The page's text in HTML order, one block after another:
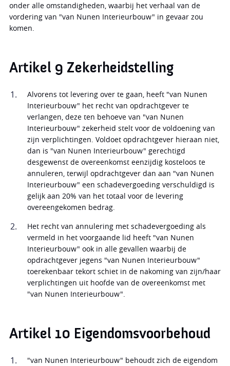
onder alle omstandigheden, waarbij het verhaal van de
vordering van "van Nunen Interieurbouw" in gevaar zou
komen.
Artikel 9 Zekerheidstelling
Alvorens tot levering over te gaan, heeft "van Nunen
Interieurbouw" het recht van opdrachtgever te
verlangen, deze ten behoeve van "van Nunen
Interieurbouw" zekerheid stelt voor de voldoening van
zijn verplichtingen. Voldoet opdrachtgever hieraan niet,
dan is "van Nunen Interieurbouw" gerechtigd
desgewenst de overeenkomst eenzijdig kosteloos te
annuleren, terwijl opdrachtgever dan aan "van Nunen
Interieurbouw" een schadevergoeding verschuldigd is
gelijk aan 20% van het totaal voor de levering
overeengekomen bedrag.
Het recht van annulering met schadevergoeding als
vermeld in het voorgaande lid heeft "van Nunen
Interieurbouw" ook in alle gevallen waarbij de
opdrachtgever jegens "van Nunen Interieurbouw"
toerekenbaar tekort schiet in de nakoming van zijn/haar
verplichtingen uit hoofde van de overeenkomst met
"van Nunen Interieurbouw".
Artikel 10 Eigendomsvoorbehoud
"van Nunen Interieurbouw" behoudt zich de eigendom